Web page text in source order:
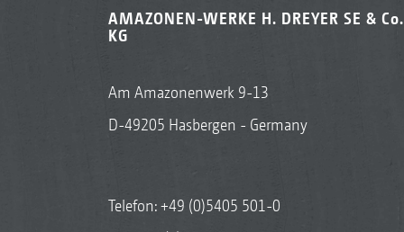
AMAZONEN-WERKE H. DREYER SE & Co.
KG
Am Amazonenwerk 9-13
D-49205 Hasbergen - Germany
Telefon:+49 (0)5405 501-0